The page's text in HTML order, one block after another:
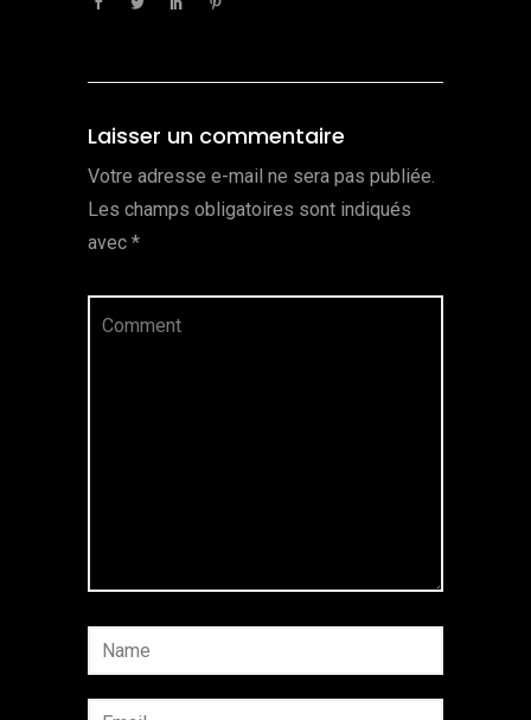
Laisser un commentaire
Votre adresse e-mail ne sera pas publiée.
Les champs obligatoires sont indiqués
avec *